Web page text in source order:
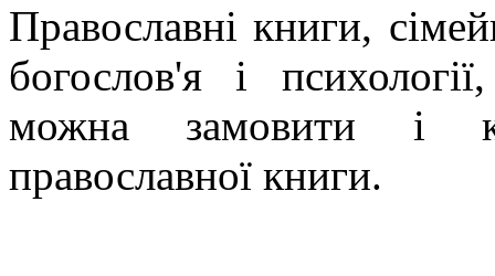
Православні книги,
богослов'я і
можна замовити і
православної книги.